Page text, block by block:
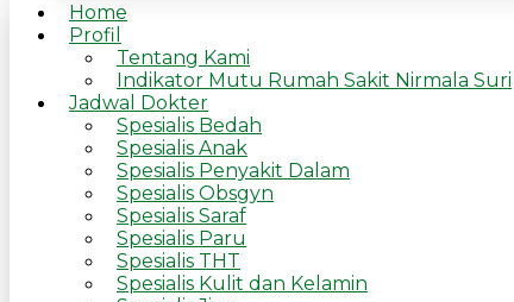
Home
Profil
Tentang Kami
Indikator Mutu Rumah Sakit Nirmala Suri
Jadwal Dokter
Spesialis Bedah
Spesialis Anak
Spesialis Penyakit Dalam
Spesialis Obsgyn
Spesialis Saraf
Spesialis Paru
Spesialis THT
Spesialis Kulit dan Kelamin